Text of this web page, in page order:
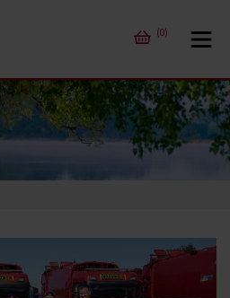
(0)